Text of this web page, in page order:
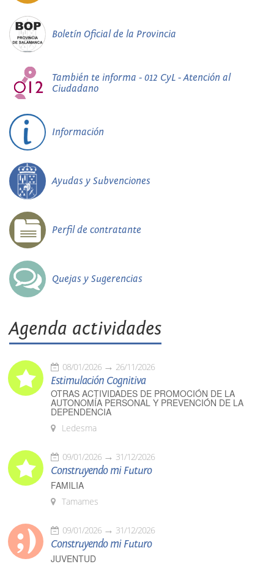
Boletín Oficial de la Provincia
También te informa - 012 CyL - Atención al
Ciudadano
Información
Ayudas y Subvenciones
Perfil de contratante
Quejas y Sugerencias
Agenda actividades
08/01/2026 26/11/2026
Estimulación Cognitiva
OTRAS ACTIVIDADES DE PROMOCIÓN DE LA
AUTONOMÍA PERSONAL Y PREVENCIÓN DE LA
DEPENDENCIA
Ledesma
09/01/2026 31/12/2026
Construyendo mi Futuro
FAMILIA
Tamames
09/01/2026 31/12/2026
Construyendo mi Futuro
JUVENTUD